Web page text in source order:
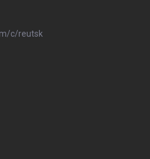
c/reutsk